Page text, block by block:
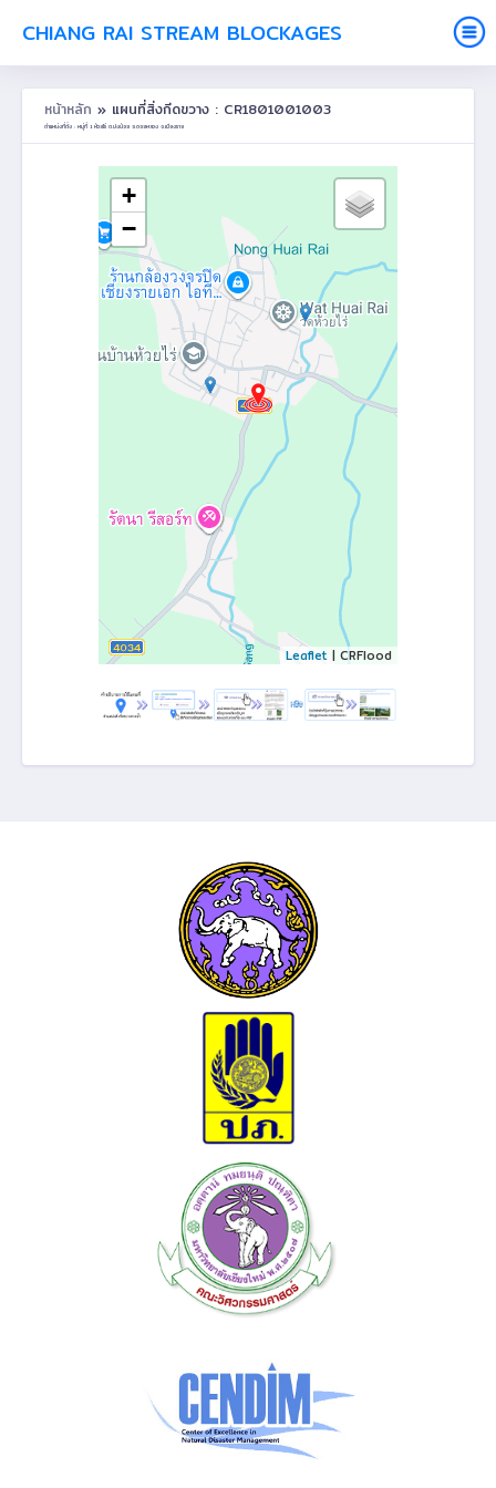
CHIANG RAI STREAM BLOCKAGES
หน้าหลัก » แผนที่สิ่งกีดขวาง : CR1801001003
ตำแหน่งที่ตั้ง : หมู่ที่ 1 ห้วยไร่ ต.ปงน้อย อ.ดอยหลวง จ.เชียงราย
+
−
Leaflet | CRFlood